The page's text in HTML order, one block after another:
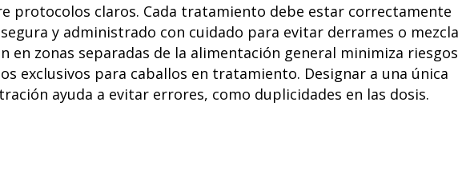
protocolos claros. Cada tratamiento debe estar correctamente
y administrado con cuidado para evitar derrames o
en zonas separadas de la alimentación general minimiza
exclusivos para caballos en tratamiento. Designar a una única
ayuda a evitar errores, como duplicidades en las dosis.